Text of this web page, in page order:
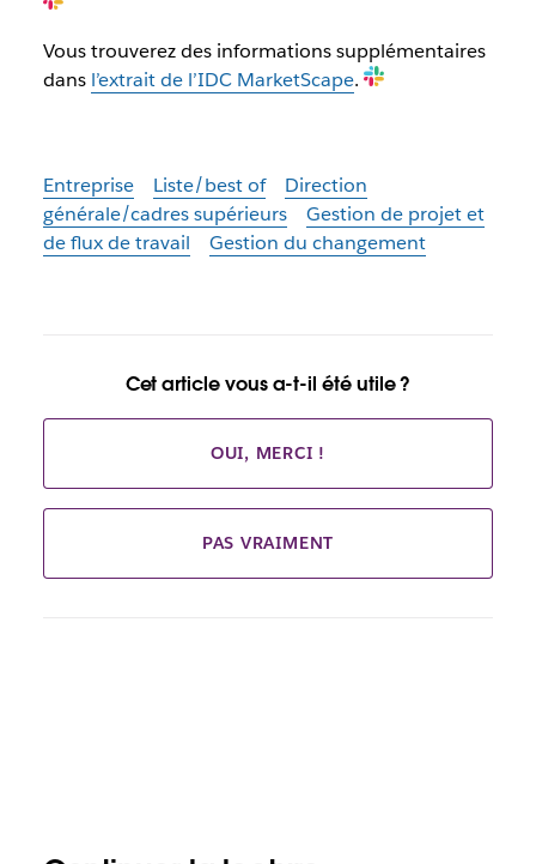
Vous trouverez des informations supplémentaires
dans l’extrait de l’IDC MarketScape.
Entreprise Liste/best of
Direction
générale/cadres supérieurs
Gestion de projet et
de flux de travail
Gestion du changement
Cet article vous a-t-il été utile ?
OUI, MERCI !
PAS VRAIMENT